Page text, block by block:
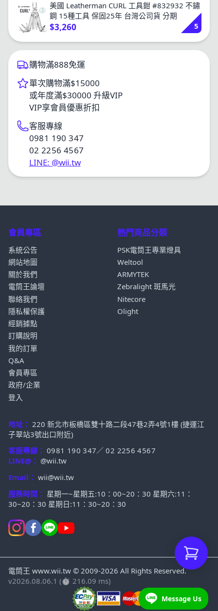
美國 Leatherman CURL 工具鉗 #832932 不鏽
鋼 15種工具 保固25年 台灣公司貨 分期
$3,260 5
購物滿888免運
單次購物滿$15000
或年度滿$30000 升級VIP
VIP享會員優惠折扣
客服專線
0981 190 347
02 2256 4567
LINE: @wii.tw
會員專區
系統公告
網站地圖
關於我們
電筒王論壇
聯絡我們
隱私權保護
經銷據點
訂購說明
我的訂單
Q&A
會員專區
政府/企業
登入
熱門商品分類
PSK電筒王專業燈具
Weltool
ARMYTEK
Zebralight 斑馬光
Nitecore
Olight
地址： 220 新北市板橋區雙十路二段47巷2弄4號1樓 (捷運江
子翠站3號出口附近)
客服專線： 0981 190 347／02 2256 4567
LINE@： @wii.tw
Email： wii@wii.tw
服務時間： 星期一~星期五:10：00~20：30 星期六:11：
30~20：30 星期日:11：30~20：30
電筒王 www.wii.tw © 2009-2026 All Rights Reserved.
v2026.08.06.1 (⏱ 216.09 ms)
Message Us